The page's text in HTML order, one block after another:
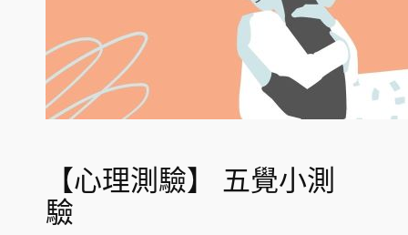
【心理測驗】 五覺小測
驗